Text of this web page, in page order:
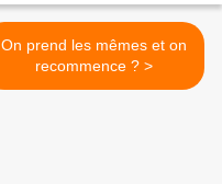
On prend les mêmes et on
recommence ? >